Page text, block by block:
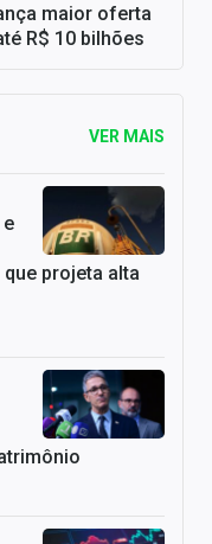
maior oferta
R$ 10 bilhões
VER MAIS
e
que projeta alta